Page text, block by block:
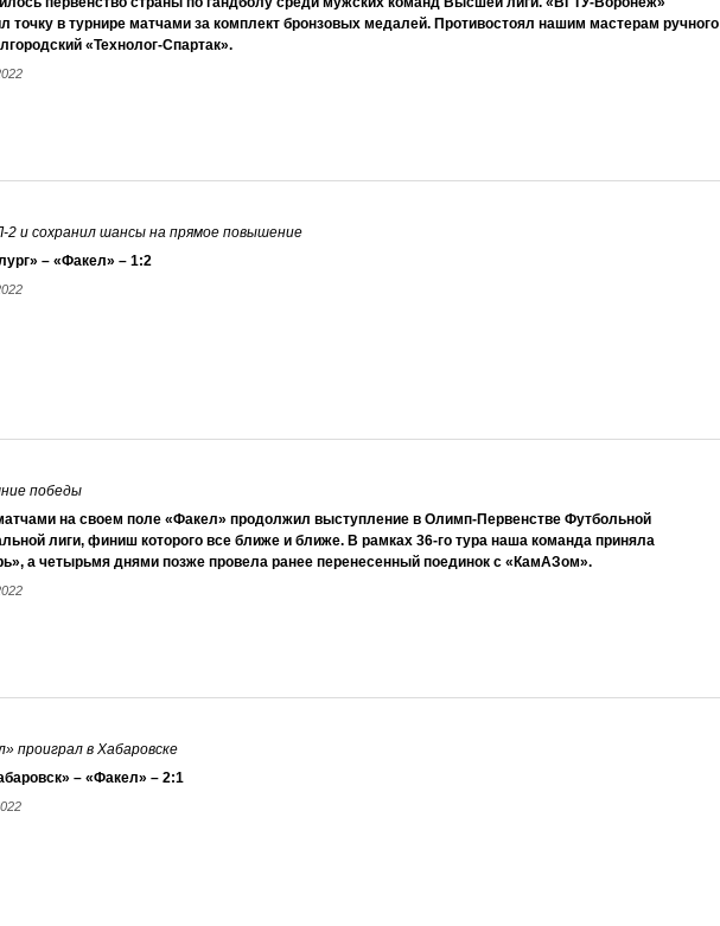
точку в турнире матчами за комплект бронзовых медалей. Противостоял нашим мастерам ручного
«Технолог-Спартак».
и сохранил шансы на прямое повышение
– «Факел» – 1:2
победы
на своем поле «Факел» продолжил выступление в Олимп-Первенстве Футбольной
лиги, финиш которого все ближе и ближе. В рамках 36-го тура наша команда приняла
а четырьмя днями позже провела ранее перенесенный поединок с «КамАЗом».
проиграл в Хабаровске
– «Факел» – 2:1